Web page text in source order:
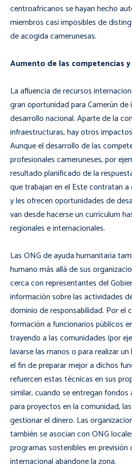
centroafricanos se hayan hecho
miembros casi imposibles de
de acogida camerunesas.
Aumento de las competencias
La afluencia de recursos
gran oportunidad para Camerún de
desarrollo nacional. Aparte de la
infraestructuras, hay otros
Aunque el desarrollo de las
profesionales cameruneses, por
resultado planificado de la
que trabajan en el Este contratan
y les ofrecen oportunidades de
van desde hacerse un currículum
regionales e internacionales.
Las ONG de ayuda humanitaria
humano más allá de sus
cerca con representantes del
información sobre las actividades
dominio de responsabilidad. Por el
formación a funcionarios públicos
trayendo a las comunidades (por
lavarse las manos o para realizar
el fin de preparar mejor a dichos
refuercen estas técnicas en sus
similar, cuando se entregan
para proyectos en la comunidad,
gestionar el dinero. Las
también se asocian con ONG
programas sostenibles en previsión
internacional abandone la zona.